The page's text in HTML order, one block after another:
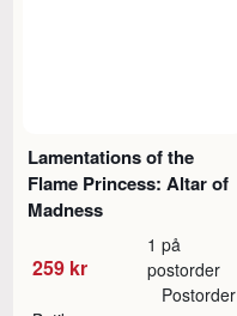
Lamentations of the
Flame Princess: Altar of
Madness
259 kr
1 på
postorder
Postorder